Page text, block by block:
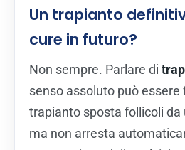
Un trapianto
cure in futuro?
Non sempre. Parlare di
senso assoluto può essere
trapianto sposta follicoli da
ma non arresta